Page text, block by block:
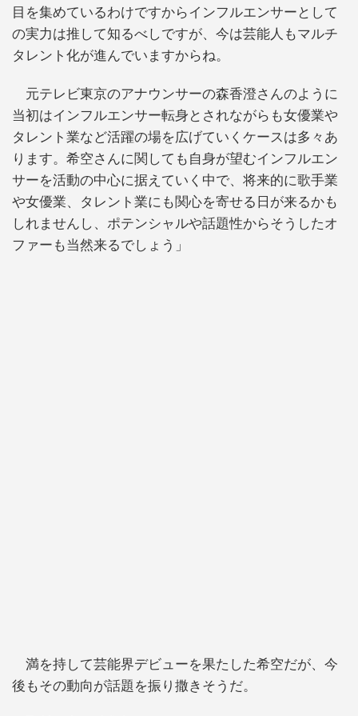
目を集めているわけですからインフルエンサーとして
の実力は推して知るべしですが、今は芸能人もマルチ
タレント化が進んでいますからね。
元テレビ東京のアナウンサーの森香澄さんのように
当初はインフルエンサー転身とされながらも女優業や
タレント業など活躍の場を広げていくケースは多々あ
ります。希空さんに関しても自身が望むインフルエン
サーを活動の中心に据えていく中で、将来的に歌手業
や女優業、タレント業にも関心を寄せる日が来るかも
しれませんし、ポテンシャルや話題性からそうしたオ
ファーも当然来るでしょう」
満を持して芸能界デビューを果たした希空だが、今
後もその動向が話題を振り撒きそうだ。